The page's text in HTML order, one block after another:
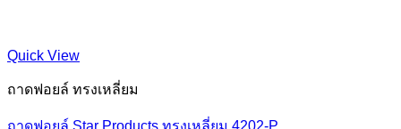
Quick View
ถาดฟอยล์ ทรงเหลี่ยม
ถาดฟอยล์ Star Products ทรงเหลี่ยม 4202-P